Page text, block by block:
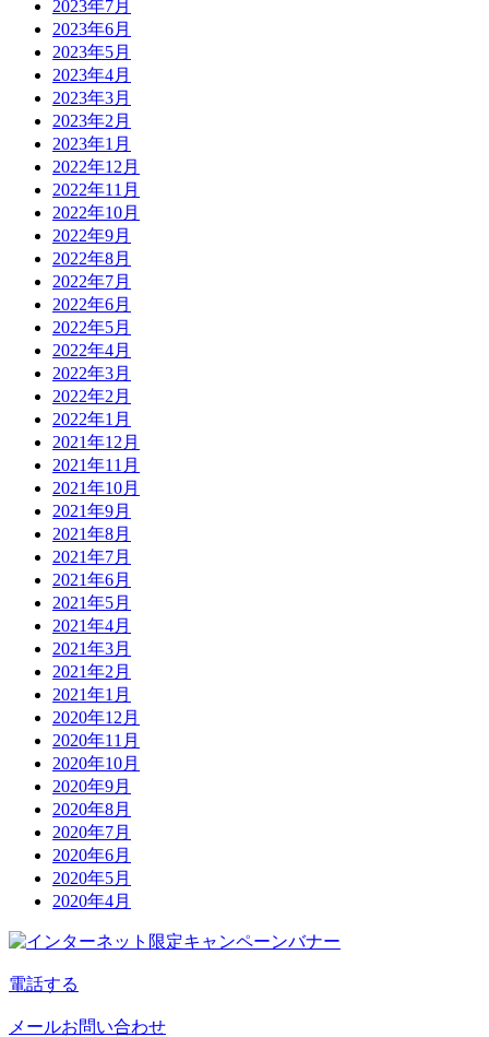
2023年7月
2023年6月
2023年5月
2023年4月
2023年3月
2023年2月
2023年1月
2022年12月
2022年11月
2022年10月
2022年9月
2022年8月
2022年7月
2022年6月
2022年5月
2022年4月
2022年3月
2022年2月
2022年1月
2021年12月
2021年11月
2021年10月
2021年9月
2021年8月
2021年7月
2021年6月
2021年5月
2021年4月
2021年3月
2021年2月
2021年1月
2020年12月
2020年11月
2020年10月
2020年9月
2020年8月
2020年7月
2020年6月
2020年5月
2020年4月
電話する
メールお問い合わせ